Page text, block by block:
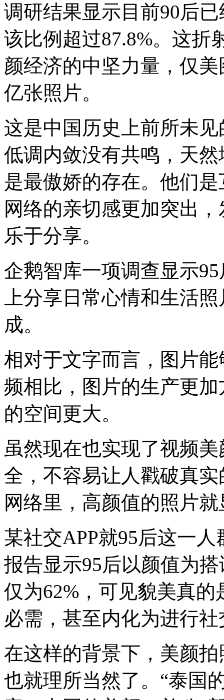
调研结果显示目前90后
该比例超过87.8%。这折
颜经济的中坚力量，仅
亿张照片。
这是中国历史上前所未
低调内敛没有共鸣，天
是最傲娇的存在。他们
网络的亲切感更加突出
乐于分享。
企鹅智库一项调查显示
上分享日常心情和生活
成。
相对于文字而言，图片
频相比，图片的生产更
的空间更大。
虽然现在也实现了视频
全，不容易让人戳破真
网络里，高颜值的照片
某社交APP就95后这一
报告显示95后以颜值为
仅为62%，可见貌美真
必需，甚至内化为进行
在这样的背景下，美颜
也就理所当然了。“泰国